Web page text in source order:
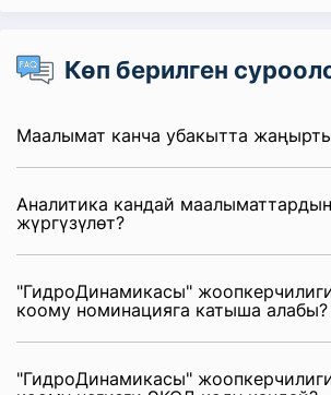
Көп берилген
Маалымат канча убакытта
Аналитика кандай
жүргүзүлөт?
"ГидроДинамикасы"
коому номинацияга катыша алабы?
"ГидроДинамикасы"